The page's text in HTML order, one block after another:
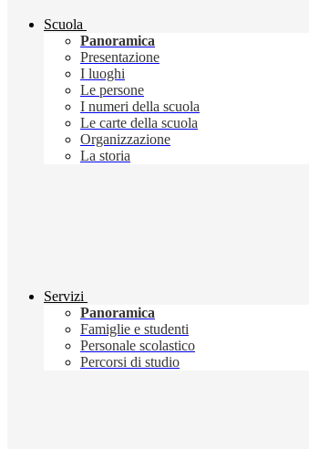
Scuola
Panoramica
Presentazione
I luoghi
Le persone
I numeri della scuola
Le carte della scuola
Organizzazione
La storia
Servizi
Panoramica
Famiglie e studenti
Personale scolastico
Percorsi di studio